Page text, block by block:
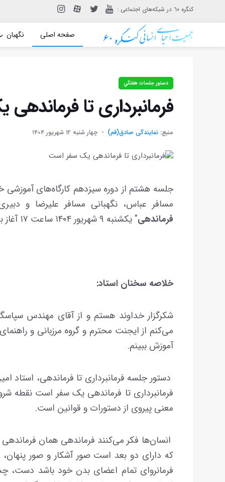
: کنگره ٦٠ در شبکه‌های اجتماعی
صفحه اصلی نگهبان
دستور جلسات هفتگي
فرمانبرداری تا
منبع: نمایندگی صادق(قم) چهار شنبه ۱۲ شهريور ۱۴۰۴
مسافر عباس، نگهبانی مسافر علیرضا و
فرماندهی" یکشنبه ۹ شهریور ۱۴۰۴ ساعت ۱۷ آغاز به کار کرد.
خلاصه سخنان استاد:
شکرگزار خداوند هستم و از آقای مهندس
می‌کنم از ایجنت محترم و گروه مرزبانی و
آموزش ببینم.
دستور جلسه فرمانبرداری تا فرماندهی، استاد
فرمانبرداری تا فرماندهی یک سفر است نقطه
معنی پیروی از دستورات و قوانین است.
انسان‌ها فکر می‌کنند فرماندهی همان
که دارای دو بعد است صور آشکار و صور پنهان،
فرمانروای تمام اعضای بدن خود باشد دست،